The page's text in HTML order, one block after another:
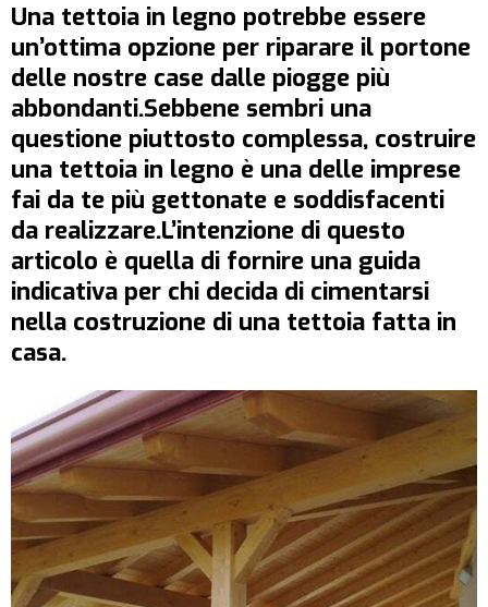
Una tettoia in legno potrebbe essere
un’ottima opzione per riparare il portone
delle nostre case dalle piogge più
abbondanti.Sebbene sembri una
questione piuttosto complessa, costruire
una tettoia in legno è una delle imprese
fai da te più gettonate e soddisfacenti
da realizzare.L’intenzione di questo
articolo è quella di fornire una guida
indicativa per chi decida di cimentarsi
nella costruzione di una tettoia fatta in
casa.